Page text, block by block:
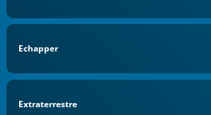
Echapper
Extraterrestre